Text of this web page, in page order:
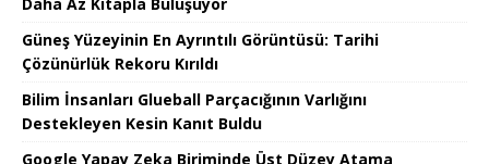
Güneş Yüzeyinin En Ayrıntılı Görüntüsü: Tarihi
Çözünürlük Rekoru Kırıldı
Bilim İnsanları Glueball Parçacığının Varlığını
Destekleyen Kesin Kanıt Buldu
Google Yapay Zeka Biriminde Üst Düzey Atama